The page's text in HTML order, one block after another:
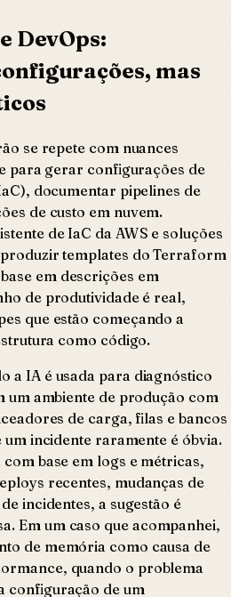
DevOps:
mas
se repete com nuances
para gerar configurações de
documentar pipelines de
de custo em nuvem.
de IaC da AWS e soluções
templates do Terraform
em descrições em
de produtividade é real,
que estão começando a
como código.
a IA é usada para diagnóstico
um ambiente de produção com
de carga, filas e bancos
um incidente raramente é óbvia.
base em logs e métricas,
recentes, mudanças de
incidentes, a sugestão é
Em um caso que acompanhei,
de memória como causa de
quando o problema
configuração de um